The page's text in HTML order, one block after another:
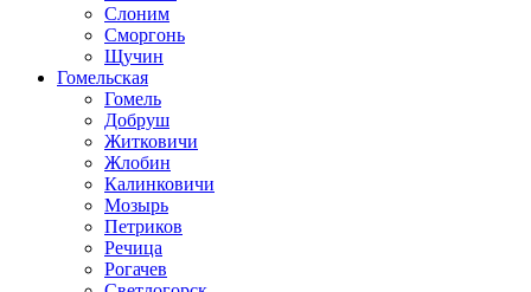
Слоним
Сморгонь
Щучин
Гомельская
Гомель
Добруш
Житковичи
Жлобин
Калинковичи
Мозырь
Петриков
Речица
Рогачев